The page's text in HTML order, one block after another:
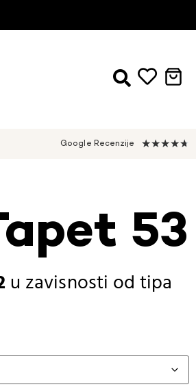
Google Recenzije ★★★★★
53
u zavisnosti od tipa